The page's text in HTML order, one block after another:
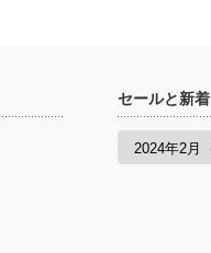
セールと新着
セ